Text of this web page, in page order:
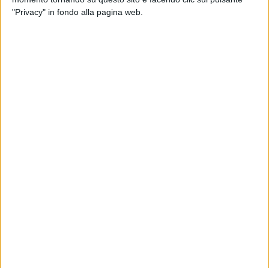
"Privacy" in fondo alla pagina web.